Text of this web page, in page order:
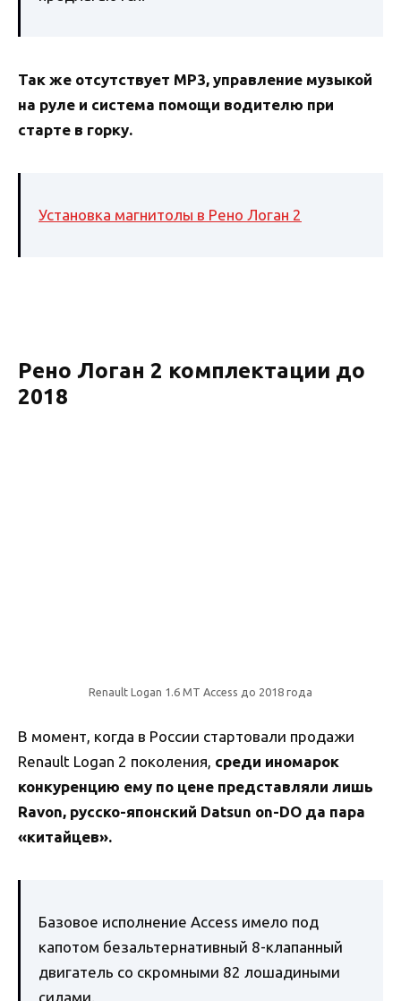
Так же отсутствует МР3, управление музыкой
на руле и система помощи водителю при
старте в горку.
Установка магнитолы в Рено Логан 2
Рено Логан 2 комплектации до
2018
Renault Logan 1.6 MT Access до 2018 года
В момент, когда в России стартовали продажи
Renault Logan 2 поколения, среди иномарок
конкуренцию ему по цене представляли лишь
Ravon, русско-японский Datsun on-DO да пара
«китайцев».
Базовое исполнение Access имело под
капотом безальтернативный 8-клапанный
двигатель со скромными 82 лошадиными
силами.